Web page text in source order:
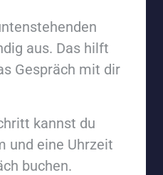
aus. Das hilft
Gespräch mit dir
kannst du
und eine Uhrzeit
buchen.